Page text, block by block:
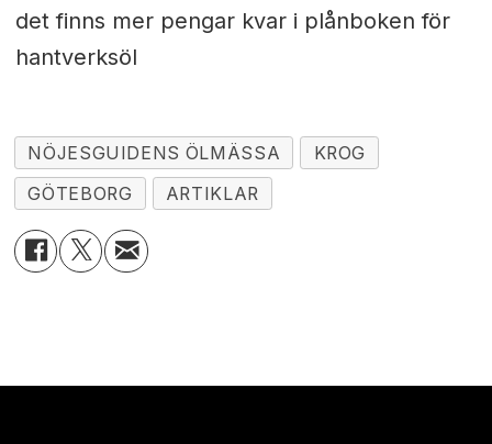
det finns mer pengar kvar i plånboken för
hantverksöl
NÖJESGUIDENS ÖLMÄSSA
KROG
GÖTEBORG
ARTIKLAR